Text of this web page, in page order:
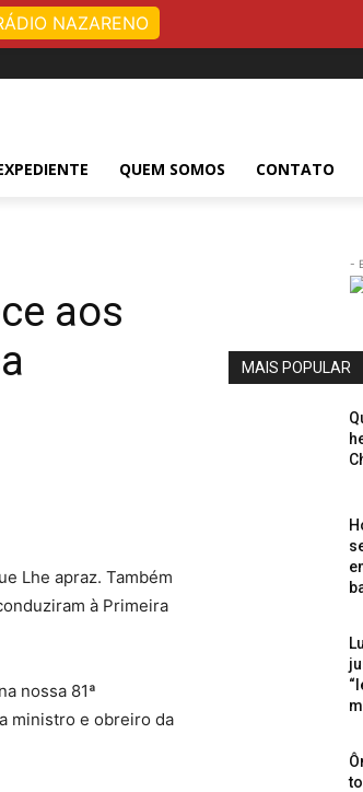
QUEM SOMOS CONTATO
aos
Lhe apraz. Também
à Primeira
nossa 81ª
ministro e obreiro da
-
MAIS POPULAR
NAZARENO